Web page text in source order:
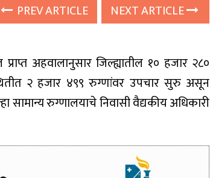
PREV ARTICLE NEXT ARTICLE
अहवालानुसार जिल्ह्यातील १० हजार २८०
२ हजार ४९९ रुग्णांवर उपचार सुरु असून
सामान्य रुग्णालयाचे निवासी वैद्यकीय अधिकारी